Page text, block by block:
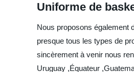
Uniforme de
Nous proposons également
presque tous les types de
sincèrement à venir nous
Uruguay ,Équateur